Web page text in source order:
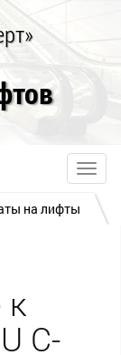
на лифты
C-